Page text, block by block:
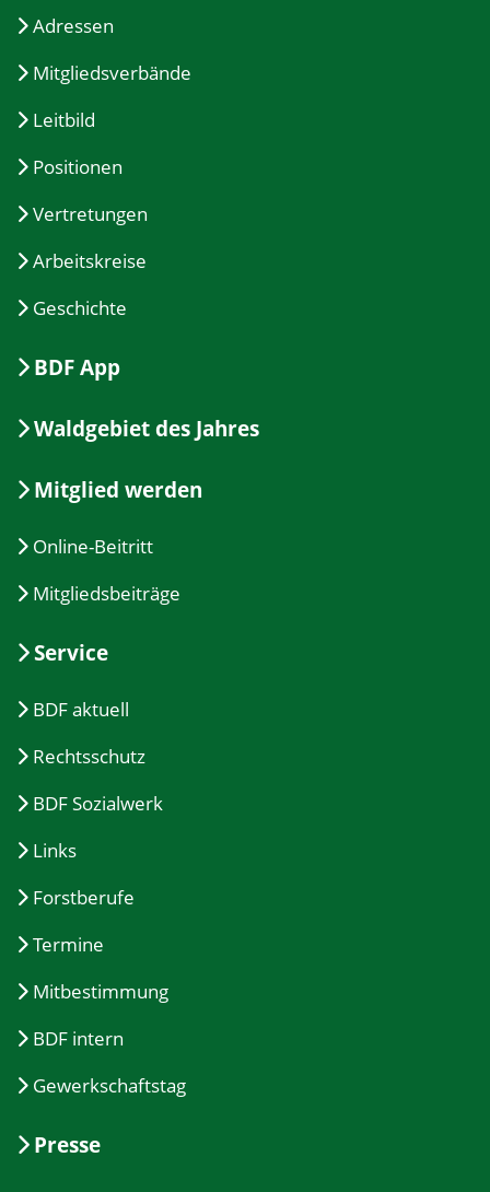
Adressen
Mitgliedsverbände
Leitbild
Positionen
Vertretungen
Arbeitskreise
Geschichte
BDF App
Waldgebiet des Jahres
Mitglied werden
Online-Beitritt
Mitgliedsbeiträge
Service
BDF aktuell
Rechtsschutz
BDF Sozialwerk
Links
Forstberufe
Termine
Mitbestimmung
BDF intern
Gewerkschaftstag
Presse